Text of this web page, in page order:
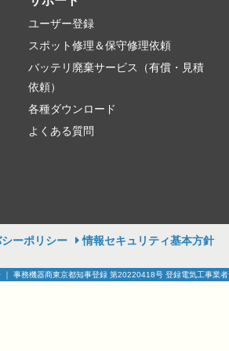
ユーザー登録
スポット修理＆保守修理依頼
バッテリ廃棄サービス（有償・見積
依頼）
各種ダウンロード
よくある質問
ーポリシー 情報セキュリティ基本方針
事務機器商東京都知事登録 第20220418号 登録電気工事業者